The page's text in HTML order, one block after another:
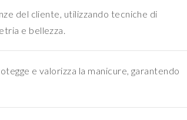
del cliente, utilizzando tecniche di
e bellezza.
e valorizza la manicure, garantendo